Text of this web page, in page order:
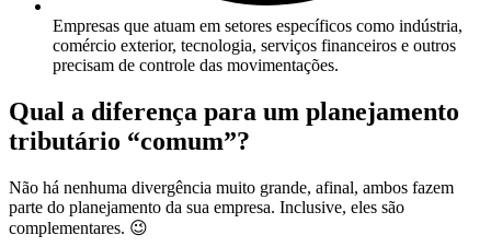
Empresas que atuam em setores específicos como indústria,
comércio exterior, tecnologia, serviços financeiros e outros
precisam de controle das movimentações.
Qual a diferença para um planejamento
tributário “comum”?
Não há nenhuma divergência muito grande, afinal, ambos fazem
parte do planejamento da sua empresa. Inclusive, eles são
complementares. 😉